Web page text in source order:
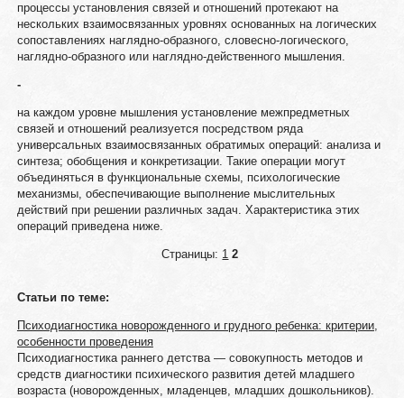
процессы установления связей и отношений протекают на
нескольких взаимосвязанных уровнях основанных на логических
сопоставлениях наглядно-образного, словесно-логического,
наглядно-образного или наглядно-действенного мышления.
-
на каждом уровне мышления установление межпредметных
связей и отношений реализуется посредством ряда
универсальных взаимосвязанных обратимых операций: анализа и
синтеза; обобщения и конкретизации. Такие операции могут
объединяться в функциональные схемы, психологические
механизмы, обеспечивающие выполнение мыслительных
действий при решении различных задач. Характеристика этих
операций приведена ниже.
Страницы: 1 2
Статьи по теме:
Психодиагностика новорожденного и грудного ребенка: критерии,
особенности проведения
Психодиагностика раннего детства — совокупность методов и
средств диагностики психического развития детей младшего
возраста (новорожденных, младенцев, младших дошкольников).